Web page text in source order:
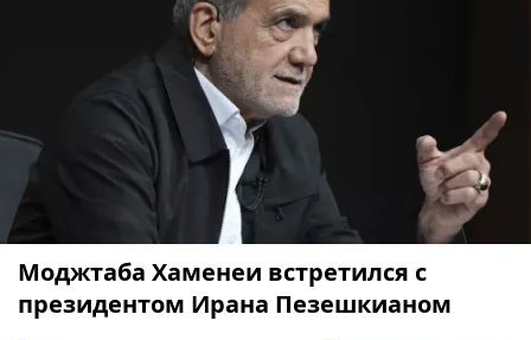
Моджтаба Хаменеи встретился с
президентом Ирана Пезешкианом